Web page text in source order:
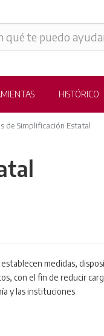
HISTÓRICO
de Simplificación Estatal
medidas,
con el fin de reducir
y las instituciones